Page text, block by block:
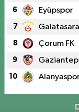
6 Eyüpspor
7
8 Çorum FK
9 Gaziantep
10